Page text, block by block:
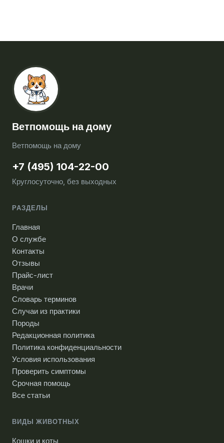
Ветпомощь на дому
Ветпомощь на дому
+7 (495) 104-22-00
Круглосуточно, без выходных
РАЗДЕЛЫ
Главная
О службе
Контакты
Отзывы
Прайс-лист
Врачи
Словарь терминов
Случаи из практики
Породы
Редакционная политика
Политика конфиденциальности
Условия использования
Проверить симптомы
Срочная помощь
Все статьи
ВИДЫ ЖИВОТНЫХ
Кошки и коты